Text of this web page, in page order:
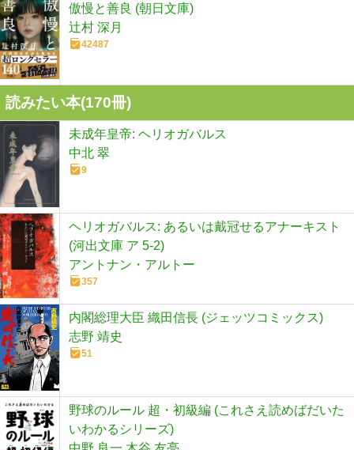
傲慢と善良 (朝日文庫)
辻村 深月
42487
読みたい本(170冊)
未成年皇帝: ヘリオガバルス
中北 翠
9
ヘリオガバルス: あるいは戴冠せるアナーキスト
(河出文庫 ア 5-2)
アントナン・アルトー
357
内閣総理大臣 織田信長 (ジェッツコミックス)
志野 靖史
51
野球のルール 超・初級編 (これさえ読めばだいた
いわかるシリーズ)